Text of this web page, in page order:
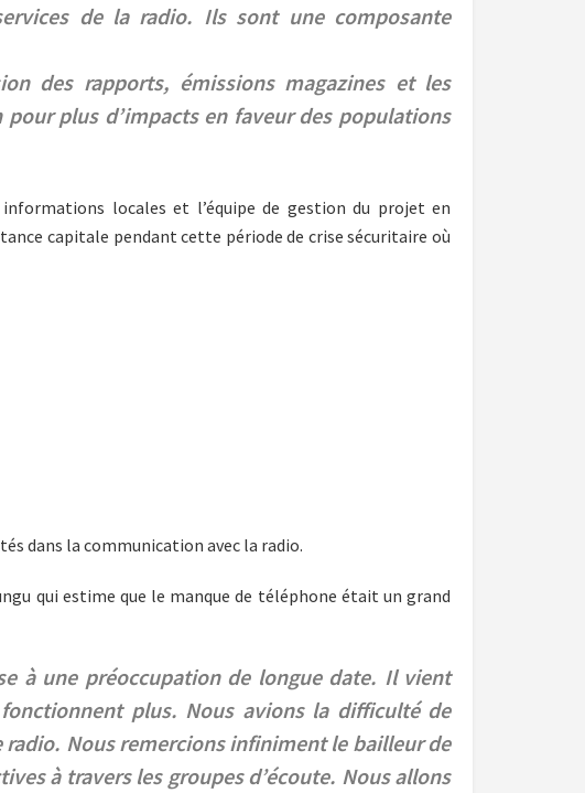
de la radio. Ils sont une composante
des rapports, émissions magazines et les
plus d’impacts en faveur des populations
locales et l’équipe de gestion du projet en
capitale pendant cette période de crise sécuritaire où
dans la communication avec la radio.
qui estime que le manque de téléphone était un grand
à une préoccupation de longue date. Il vient
plus. Nous avions la difficulté de
Nous remercions infiniment le bailleur de
à travers les groupes d’écoute. Nous allons